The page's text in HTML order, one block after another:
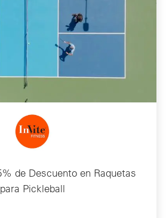
de Descuento en Raquetas
para Pickleball